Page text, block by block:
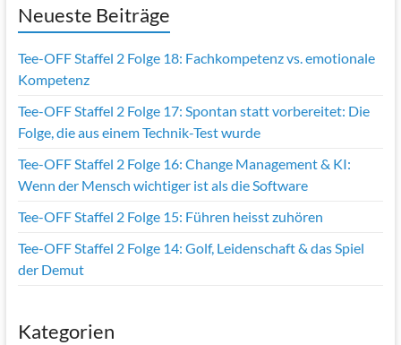
Neueste Beiträge
Tee-OFF Staffel 2 Folge 18: Fachkompetenz vs. emotionale
Kompetenz
Tee-OFF Staffel 2 Folge 17: Spontan statt vorbereitet: Die
Folge, die aus einem Technik-Test wurde
Tee-OFF Staffel 2 Folge 16: Change Management & KI:
Wenn der Mensch wichtiger ist als die Software
Tee-OFF Staffel 2 Folge 15: Führen heisst zuhören
Tee-OFF Staffel 2 Folge 14: Golf, Leidenschaft & das Spiel
der Demut
Kategorien